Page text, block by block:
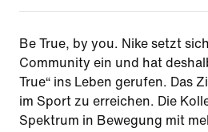
Be True, by you. Nike setzt
Community ein und hat
True“ ins Leben gerufen. Das
im Sport zu erreichen. Die
Spektrum in Bewegung mit